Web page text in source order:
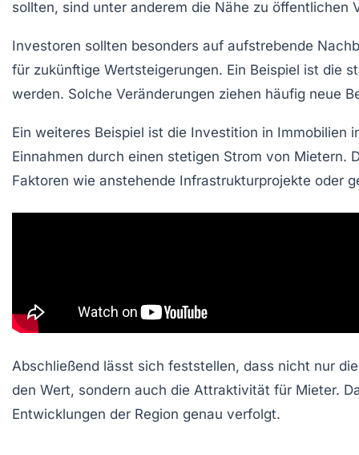
sollten, sind unter anderem die Nähe zu öffentlichen
Investoren sollten besonders auf aufstrebende
für zukünftige Wertsteigerungen. Ein Beispiel ist die
werden. Solche Veränderungen ziehen häufig neue
Ein weiteres Beispiel ist die Investition in
Einnahmen durch einen stetigen Strom von Mietern.
Faktoren wie anstehende Infrastrukturprojekte oder
Abschließend lässt sich feststellen, dass nicht nur
den Wert, sondern auch die Attraktivität für Mieter.
Entwicklungen der Region genau verfolgt.